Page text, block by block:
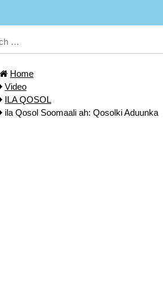
Home
Video
ILA QOSOL
ila Qosol Soomaali ah: Qosolki Aduunka